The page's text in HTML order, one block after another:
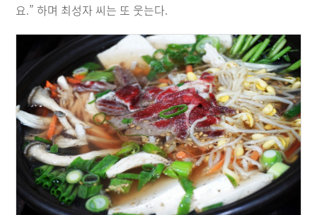
요.” 하며 최성자 씨는 또 웃는다.